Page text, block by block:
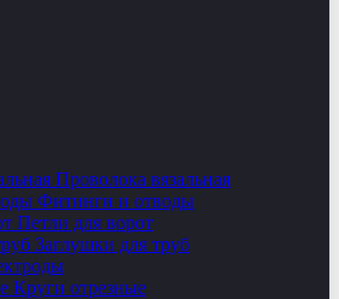
Проволока вязальная
Фитинги и отводы
Петли для ворот
Заглушки для труб
Круги отрезные